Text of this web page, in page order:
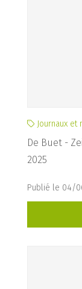
Journaux et
De Buet -
2025
Publié le 04/